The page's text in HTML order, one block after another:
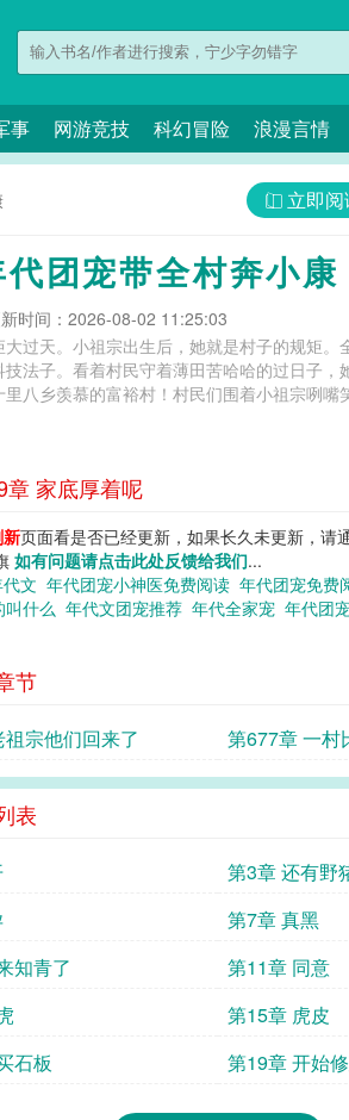
事 网游竞技 科幻冒险 浪漫言情
立即
团宠带全村奔小康
时间：2026-08-02 11:25:03
过天。小祖宗出生后，她就是村子的规矩
法子。看着村民守着薄田苦哈哈的过日子
八乡羡慕的富裕村！村民们围着小祖宗咧嘴
章 家底厚着呢
页面看是否已经更新，如果长久未更新，请
如有问题请点击此处反馈给我们...
文 年代团宠小神医免费阅读 年代团宠免费
叫什么 年代文团宠推荐 年代全家宠 年代团
节
宗他们回来了 第677章 一村
表
第3章 还有野
第7章 真黑
知青了 第11章 同意
第15章 虎皮
石板 第19章 开始